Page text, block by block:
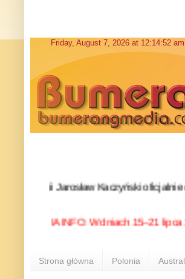
Jarosław Kaczyński oficjalnie
POLONIA INFO: W dniach 15–21 lipca
Strona główna Polonia